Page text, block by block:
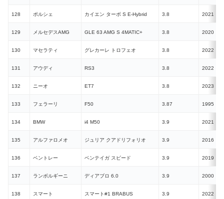
128 ポルシェ カイエン ターボ S E-Hybrid 3.8 2021
129 メルセデスAMG GLE 63 AMG S 4MATIC+ 3.8 2020
130 マセラティ グレカーレ トロフェオ 3.8 2022
131 アウディ RS3 3.8 2022
132 ニーオ ET7 3.8 2023
133 フェラーリ F50 3.87 1995
134 BMW i4 M50 3.9 2021
135 アルファロメオ ジュリア クアドリフォリオ 3.9 2016
136 ベントレー ベンテイガ スピード 3.9 2019
137 ランボルギーニ ディアブロ 6.0 3.9 2000
138 スマート スマート#1 BRABUS 3.9 2022